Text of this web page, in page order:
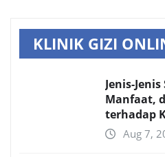
KLINIK GIZI
Jenis-
Manfaat,
terhadap
Aug 7,